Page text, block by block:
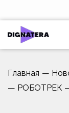
Главная —
— РОБОТРЕК —